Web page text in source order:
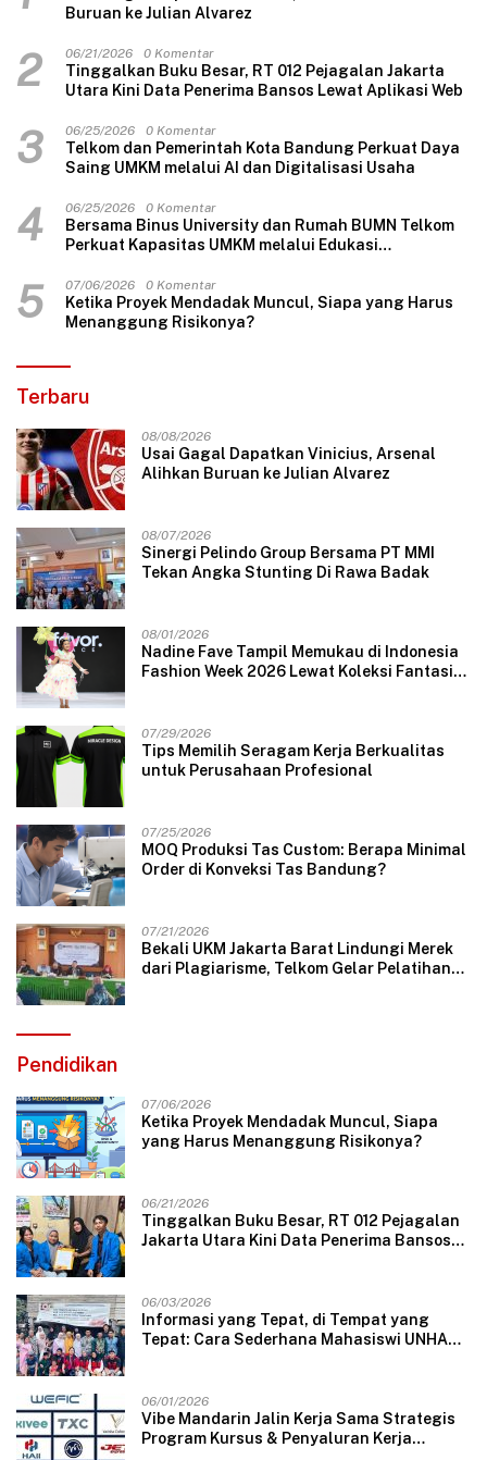
Buruan ke Julian Alvarez
2 06/21/2026 0 Komentar
Tinggalkan Buku Besar, RT 012 Pejagalan Jakarta
Utara Kini Data Penerima Bansos Lewat Aplikasi Web
3 06/25/2026 0 Komentar
Telkom dan Pemerintah Kota Bandung Perkuat Daya
Saing UMKM melalui AI dan Digitalisasi Usaha
4 06/25/2026 0 Komentar
Bersama Binus University dan Rumah BUMN Telkom
Perkuat Kapasitas UMKM melalui Edukasi
Harga Jual
5 07/06/2026 0 Komentar
Ketika Proyek Mendadak Muncul, Siapa yang Harus
Menanggung Risikonya?
Terbaru
08/08/2026
Usai Gagal Dapatkan Vinicius, Arsenal
Alihkan Buruan ke Julian Alvarez
08/07/2026
Sinergi Pelindo Group Bersama PT MMI
Tekan Angka Stunting Di Rawa Badak
08/01/2026
Nadine Fave Tampil Memukau di Indonesia
Fashion Week 2026 Lewat Koleksi Fantasi
07/29/2026
Tips Memilih Seragam Kerja Berkualitas
untuk Perusahaan Profesional
07/25/2026
MOQ Produksi Tas Custom: Berapa Minimal
Order di Konveksi Tas Bandung?
07/21/2026
Bekali UKM Jakarta Barat Lindungi Merek
dari Plagiarisme, Telkom Gelar Pelatihan
Pendidikan
07/06/2026
Ketika Proyek Mendadak Muncul, Siapa
yang Harus Menanggung Risikonya?
06/21/2026
Tinggalkan Buku Besar, RT 012 Pejagalan
Jakarta Utara Kini Data Penerima Bansos
06/03/2026
Informasi yang Tepat, di Tempat yang
Tepat: Cara Sederhana Mahasiswi UNHAS
06/01/2026
Vibe Mandarin Jalin Kerja Sama Strategis
Program Kursus & Penyaluran Kerja